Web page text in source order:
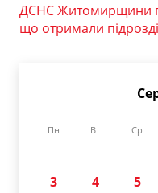
ДСНС Житомирщини
що отримали
Пн Вт Ср
3
4 5